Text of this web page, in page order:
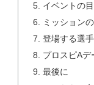
イベントの
ミッション
登場する選手
プロスピAデ
最後に